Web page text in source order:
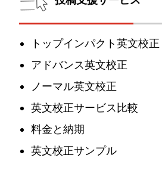
トップインパクト英文校正
アドバンス英文校正
ノーマル英文校正
英文校正サービス比較
料金と納期
英文校正サンプル